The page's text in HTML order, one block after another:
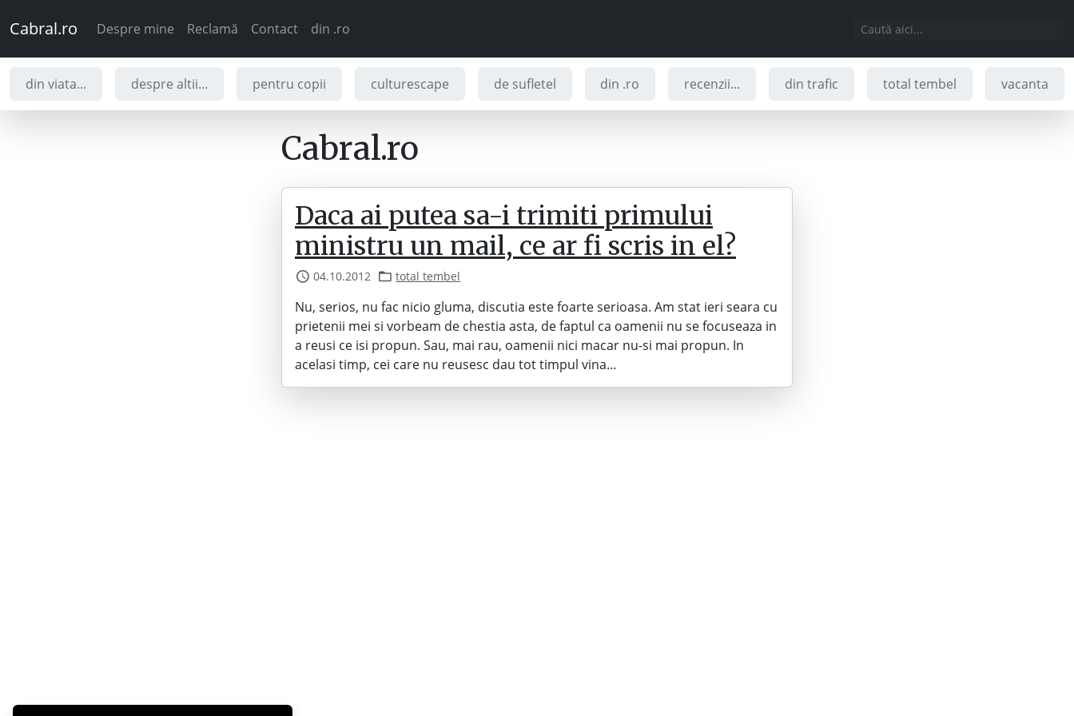
Cabral.ro Despre mine Reclamă Contact din .ro
din viata... despre altii... pentru copii culturescape de sufletel din .ro recenzii... din trafic total tembel vacanta
Cabral.ro
Daca ai putea sa-i trimiti primului
ministru un mail, ce ar fi scris in el?
04.10.2012 total tembel
Nu, serios, nu fac nicio gluma, discutia este foarte serioasa. Am stat ieri seara cu
prietenii mei si vorbeam de chestia asta, de faptul ca oamenii nu se focuseaza in
a reusi ce isi propun. Sau, mai rau, oamenii nici macar nu-si mai propun. In
acelasi timp, cei care nu reusesc dau tot timpul vina…